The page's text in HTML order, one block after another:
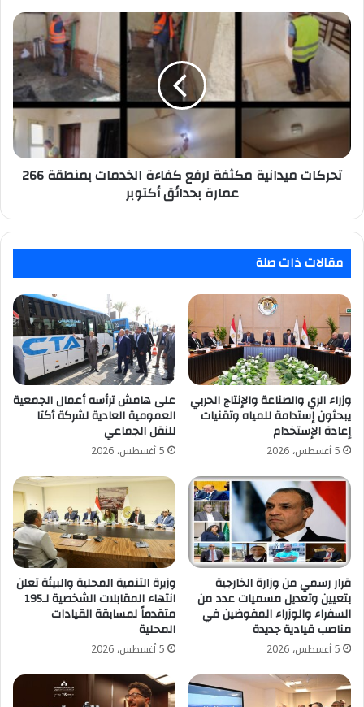
كسجل
أثري
فريد
العصور
تحركات
ميدانية
مكثفة
لرفع
كفاءة
الخدمات
بمنطقة
عمارة
بحدائق
تحركات ميدانية مكثفة لرفع كفاءة الخدمات بمنطقة 266
عمارة بحدائق أكتوبر
مقالات ذات صلة
وزراء الري والصناعة والإنتاج الحربي
يبحثون إستدامة للمياه وتقنيات
إعادة الإستخدام
5 أغسطس، 2026
على هامش ترأسه أعمال الجمعية
العمومية العادية لشركة أكتا
للنقل الجماعي
5 أغسطس، 2026
قرار رسمي من وزارة الخارجية
بتعيين وتعديل مسميات عدد من
السفراء والوزراء المفوضين في
مناصب قيادية جديدة
5 أغسطس، 2026
وزيرة التنمية المحلية والبيئة تعلن
انتهاء المقابلات الشخصية لـ195
متقدماً لمسابقة القيادات
المحلية
5 أغسطس، 2026